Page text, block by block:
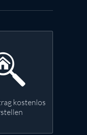
kostenlos